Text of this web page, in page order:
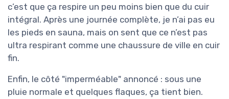
c’est que ça respire un peu moins bien que du cuir
intégral. Après une journée complète, je n’ai pas eu
les pieds en sauna, mais on sent que ce n’est pas
ultra respirant comme une chaussure de ville en cuir
fin.
Enfin, le côté "imperméable" annoncé : sous une
pluie normale et quelques flaques, ça tient bien.